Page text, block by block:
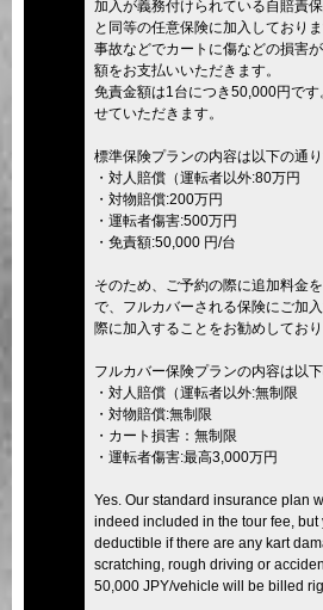
加入が義務付けられている自賠責
と同等の任意保険に加入しており
事故などでカートに傷などの損害
額をお支払いいただきます。
免責金額は1台につき50,000円で
せていただきます。
標準保険プランの内容は以下の通り
・対人賠償（運転者以外:80万円
・対物賠償:200万円
・運転者傷害:500万円
・免責額:50,000 円/台
そのため、ご予約の際に追加料金
で、フルカバーされる保険にご加
際に加入することをお勧めしており
フルカバー保険プランの内容は以下
・対人賠償（運転者以外:無制限
・対物賠償:無制限
・カート損害：無制限
・運転者傷害:最高3,000万円
Yes. Our standard insurance plan
indeed included in the tour fee, but
deductible if there are any kart
scratching, rough driving or
50,000 JPY/vehicle will be billed